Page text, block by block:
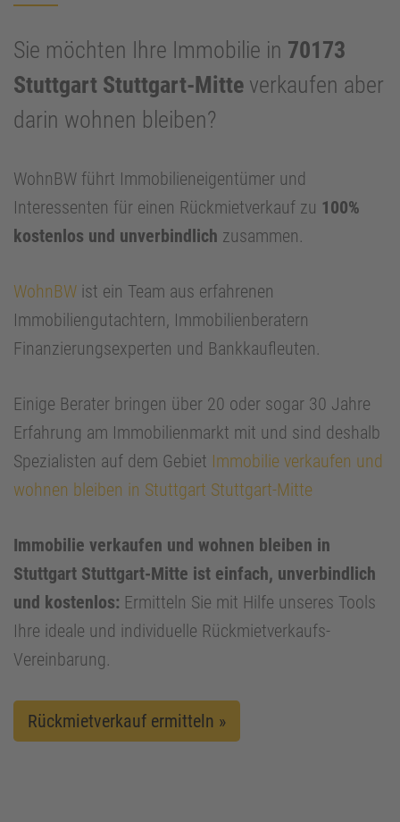
Sie möchten Ihre Immobilie in 70173
Stuttgart Stuttgart-Mitte verkaufen aber
darin wohnen bleiben?
WohnBW führt Immobilieneigentümer und
Interessenten für einen Rückmietverkauf zu 100%
kostenlos und unverbindlich zusammen.
WohnBW ist ein Team aus erfahrenen
Immobiliengutachtern, Immobilienberatern
Finanzierungsexperten und Bankkaufleuten.
Einige Berater bringen über 20 oder sogar 30 Jahre
Erfahrung am Immobilienmarkt mit und sind deshalb
Spezialisten auf dem Gebiet Immobilie verkaufen und
wohnen bleiben in Stuttgart Stuttgart-Mitte
Immobilie verkaufen und wohnen bleiben in
Stuttgart Stuttgart-Mitte ist einfach, unverbindlich
und kostenlos: Ermitteln Sie mit Hilfe unseres Tools
Ihre ideale und individuelle Rückmietverkaufs-
Vereinbarung.
Rückmietverkauf ermitteln »